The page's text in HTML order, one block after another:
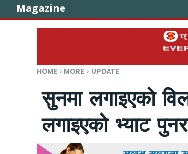
Magazine
HOME MORE UPDATE
सुनमा लगाइएको
लगाइएको भ्याट